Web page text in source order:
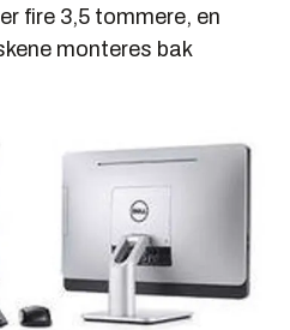
fire 3,5 tommere, en
monteres bak